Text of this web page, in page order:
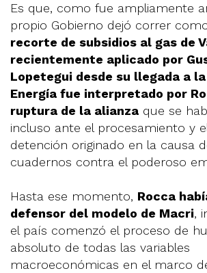
Es que, como fue ampliamente
propio Gobierno dejó correr
recorte de subsidios al gas de
recientemente aplicado por
Lopetegui desde su llegada a
Energía fue interpretado por
ruptura de la alianza que se
incluso ante el procesamiento y
detención originado en la causa
cuadernos contra el poderoso
Hasta ese momento, Rocca
defensor del modelo de Macri,
el país comenzó el proceso de
absoluto de todas las variables
macroeconómicas en el marco